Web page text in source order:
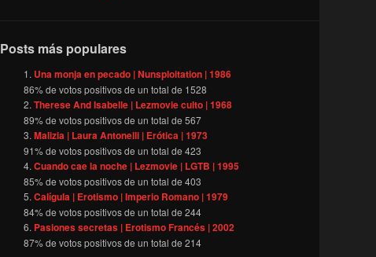
Posts más populares
Una monja en pecado | Nunsploitation | 1986
86% de votos positivos de un total de 1528
Therese And Isabelle | Lezmovie culto | 1968
89% de votos positivos de un total de567
Malizia | Laura Antonelli | Erótica | 1973
91% de votos positivos de un total de423
Cuando cae la noche | Lezmovie | LGTB | 1995
85% de votos positivos de un total de403
Calígula | Erotismo | Imperio Romano | 1979
84% de votos positivos de un total de244
Pasiones secretas | Erotismo Francés | 2002
87% de votos positivos de un total de214